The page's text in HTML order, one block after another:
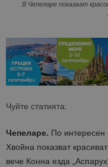
В Чепеларе показват
Чуйте статията:
Чепеларе. По интересен
Хвойна показват
вече Конна езда